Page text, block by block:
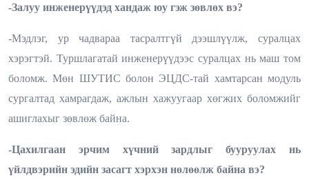
-Залуу инженерүүдэд хандаж юу гэж зөвлөх вэ?
-Мэдлэг, ур чадвараа тасралтгүй дээшлүүлж, суралцах
хэрэгтэй. Туршлагатай инженерүүдээс суралцах нь маш том
боломж. Мөн ШУТИС болон ЭЦДС-тай хамтарсан модуль
сургалтад хамрагдаж, ажлын хажуугаар хөгжих боломжийг
ашиглахыг зөвлөж байна.
-Цахилгаан эрчим хүчний зардлыг бууруулах нь
үйлдвэрийн эдийн засагт хэрхэн нөлөөлж байна вэ?